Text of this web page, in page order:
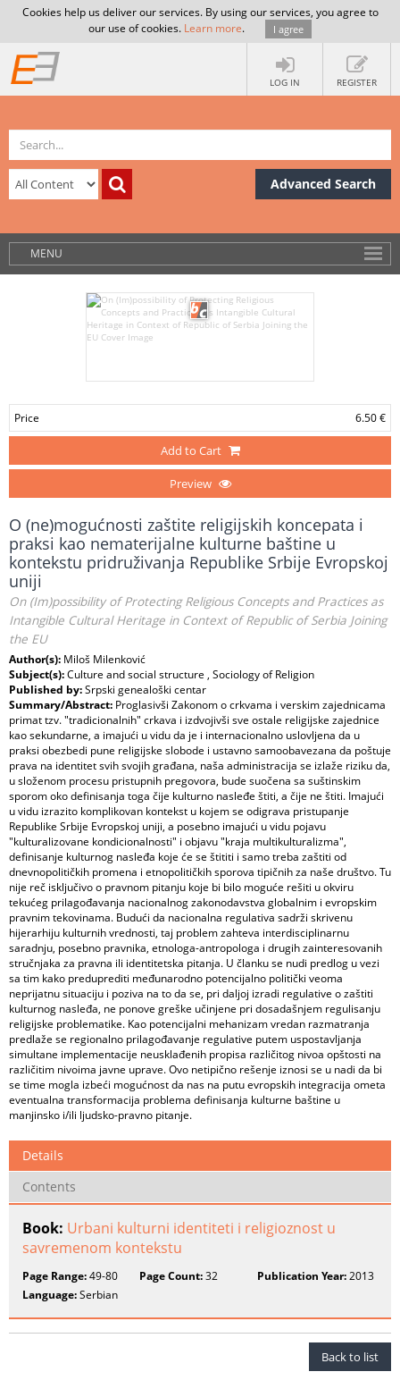
Cookies help us deliver our services. By using our services, you agree to
our use of cookies. Learn more. I agree
LOG IN REGISTER
Advanced Search
MENU
Price 6.50 €
Add to Cart
Preview
O (ne)mogućnosti zaštite religijskih koncepata i
praksi kao nematerijalne kulturne baštine u
kontekstu pridruživanja Republike Srbije Evropskoj
uniji
On (Im)possibility of Protecting Religious Concepts and Practices as
Intangible Cultural Heritage in Context of Republic of Serbia Joining
the EU
Author(s): Miloš Milenković
Subject(s):Culture and social structure , Sociology of Religion
Published by:Srpski genealoški centar
Summary/Abstract: Proglasivši Zakonom o crkvama i verskim zajednicama
primat tzv. "tradicionalnih" crkava i izdvojivši sve ostale religijske zajednice
kao sekundarne, a imajući u vidu da je i internacionalno uslovljena da u
praksi obezbedi pune religijske slobode i ustavno samoobavezana da poštuje
prava na identitet svih svojih građana, naša administracija se izlaže riziku da,
u složenom procesu pristupnih pregovora, bude suočena sa suštinskim
sporom oko definisanja toga čije kulturno nasleđe štiti, a čije ne štiti. Imajući
u vidu izrazito komplikovan kontekst u kojem se odigrava pristupanje
Republike Srbije Evropskoj uniji, a posebno imajući u vidu pojavu
"kulturalizovane kondicionalnosti" i objavu "kraja multikulturalizma",
definisanje kulturnog nasleđa koje će se štititi i samo treba zaštiti od
dnevnopolitičkih promena i etnopolitičkih sporova tipičnih za naše društvo. Tu
nije reč isključivo o pravnom pitanju koje bi bilo moguće rešiti u okviru
tekućeg prilagođavanja nacionalnog zakonodavstva globalnim i evropskim
pravnim tekovinama. Budući da nacionalna regulativa sadrži skrivenu
hijerarhiju kulturnih vrednosti, taj problem zahteva interdisciplinarnu
saradnju, posebno pravnika, etnologa-antropologa i drugih zainteresovanih
stručnjaka za pravna ili identitetska pitanja. U članku se nudi predlog u vezi
sa tim kako preduprediti međunarodno potencijalno politički veoma
neprijatnu situaciju i poziva na to da se, pri daljoj izradi regulative o zaštiti
kulturnog nasleđa, ne ponove greške učinjene pri dosadašnjem regulisanju
religijske problematike. Kao potencijalni mehanizam vredan razmatranja
predlaže se regionalno prilagođavanje regulative putem uspostavljanja
simultane implementacije neusklađenih propisa različitog nivoa opštosti na
različitim nivoima javne uprave. Ovo netipično rešenje iznosi se u nadi da bi
se time mogla izbeći mogućnost da nas na putu evropskih integracija ometa
eventualna transformacija problema definisanja kulturne baštine u
manjinsko i/ili ljudsko-pravno pitanje.
Details
Contents
Book: Urbani kulturni identiteti i religioznost u
savremenom kontekstu
Page Range:49-80 Page Count:32 Publication Year:2013
Language:Serbian
Back to list